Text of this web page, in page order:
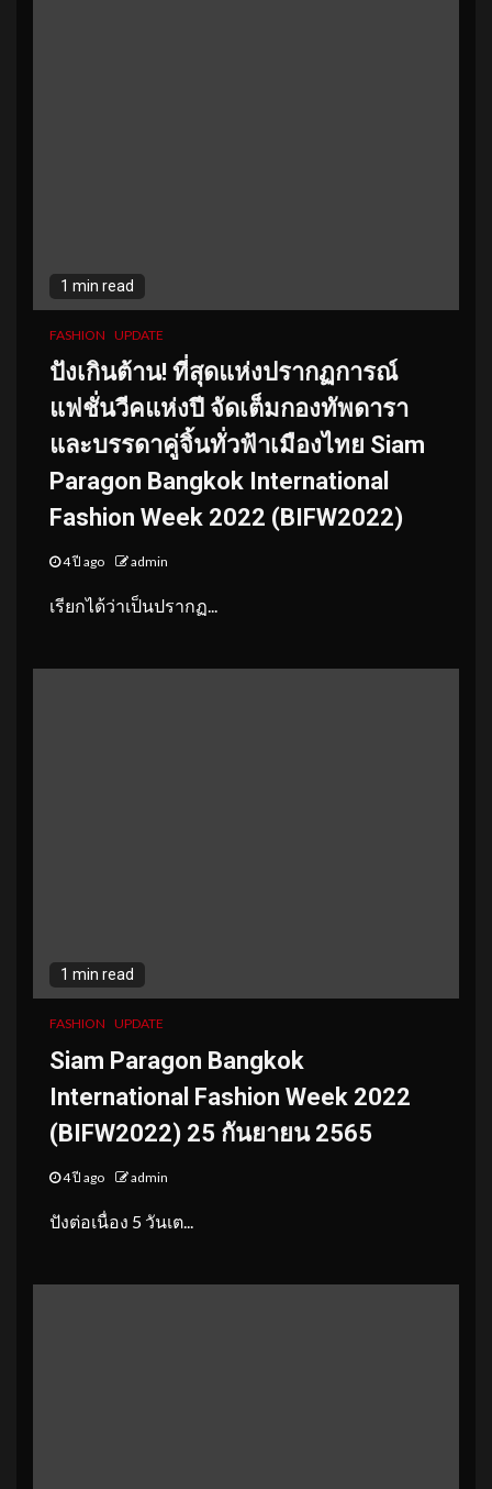
1 min read
FASHION UPDATE
ปังเกินต้าน! ที่สุดแห่งปรากฏการณ์
แฟชั่นวีคแห่งปี จัดเต็มกองทัพดารา
และบรรดาคู่จิ้นทั่วฟ้าเมืองไทย Siam
Paragon Bangkok International
Fashion Week 2022 (BIFW2022)
4 ปี ago admin
เรียกได้ว่าเป็นปรากฏ...
1 min read
FASHION UPDATE
Siam Paragon Bangkok
International Fashion Week 2022
(BIFW2022) 25 กันยายน 2565
4 ปี ago admin
ปังต่อเนื่อง 5 วันเต...